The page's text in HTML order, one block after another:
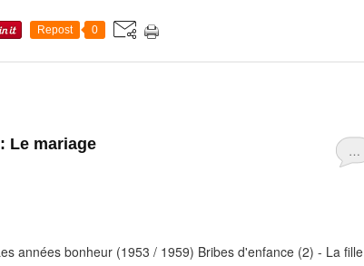
Repost 0
…
Le mariage
années bonheur (1953 / 1959) Bribes d'enfance (2) - La fille